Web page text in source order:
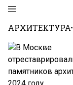
АРХИТЕКТУРА